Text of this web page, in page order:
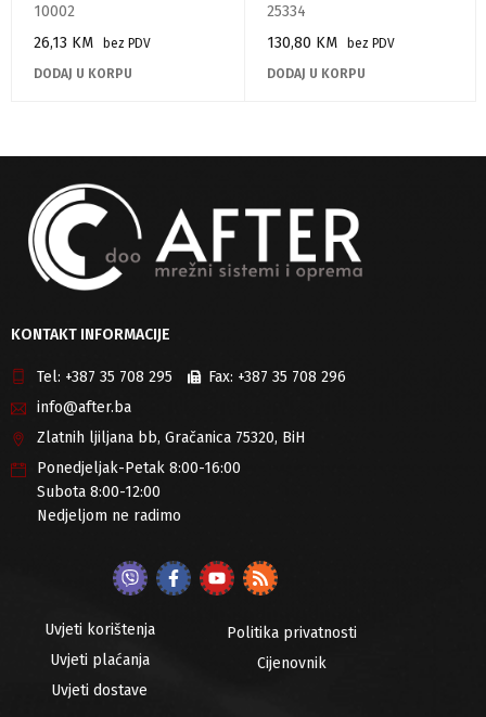
10002
26,13 KM
bez PDV
DODAJ U KORPU
25334
130,80 KM
bez PDV
DODAJ U KORPU
KONTAKT INFORMACIJE
Tel: +387 35 708 295 Fax: +387 35 708 296
info@after.ba
Zlatnih ljiljana bb, Gračanica 75320, BiH
Ponedjeljak-Petak 8:00-16:00
Subota 8:00-12:00
Nedjeljom ne radimo
Uvjeti korištenja
Uvjeti plaćanja
Uvjeti dostave
Politika privatnosti
Cijenovnik